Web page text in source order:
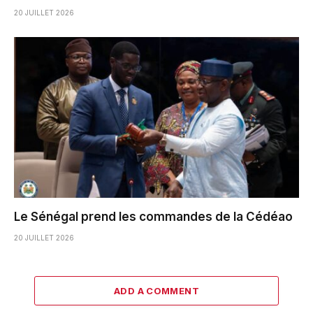
20 JUILLET 2026
Le Sénégal prend les commandes de la Cédéao
20 JUILLET 2026
ADD A COMMENT